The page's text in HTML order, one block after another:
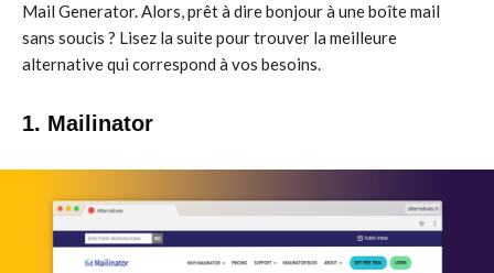
Mail Generator. Alors, prêt à dire bonjour à une boîte mail
sans soucis ? Lisez la suite pour trouver la meilleure
alternative qui correspond à vos besoins.
1. Mailinator